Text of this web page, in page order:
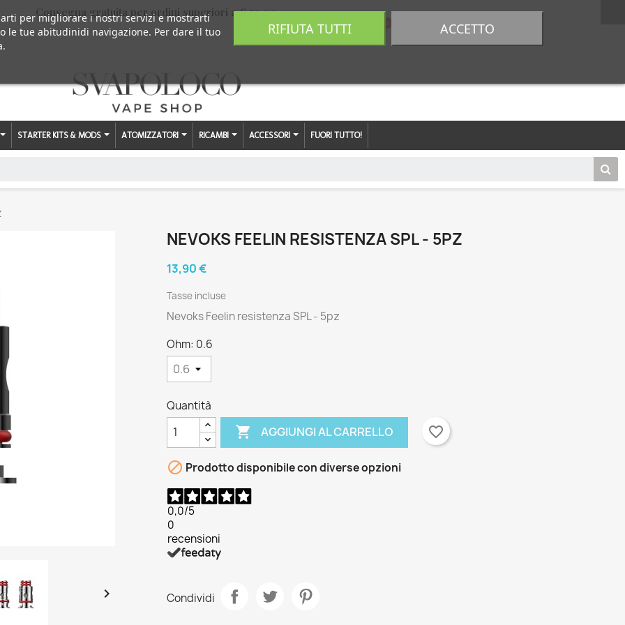
Consegna gratuita per ordini superiori a € 59,00
0,00 €
STARTER KITS & MODS ATOMIZZATORI RICAMBI ACCESSORI FUORI TUTTO!

NEVOKS FEELIN RESISTENZA SPL - 5PZ
13,90 €
Tasse incluse
Nevoks Feelin resistenza SPL - 5pz
Ohm: 0.6
Quantità
 AGGIUNGI AL CARRELLO favorite_border
 Prodotto disponibile con diverse opzioni
0,0/5
0
recensioni
Condividi
per migliorare i nostri servizi e mostrarti
le tue abitudinidi navigazione. Per dare il tuo
RIFIUTA TUTTI ACCETTO